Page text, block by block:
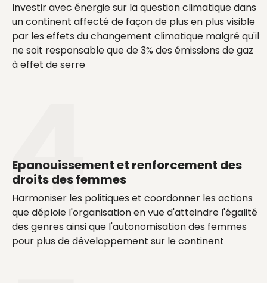
Investir avec énergie sur la question climatique dans
un continent affecté de façon de plus en plus visible
par les effets du changement climatique malgré qu'il
ne soit responsable que de 3% des émissions de gaz
à effet de serre
Epanouissement et renforcement des
droits des femmes
Harmoniser les politiques et coordonner les actions
que déploie l'organisation en vue d'atteindre l'égalité
des genres ainsi que l'autonomisation des femmes
pour plus de développement sur le continent